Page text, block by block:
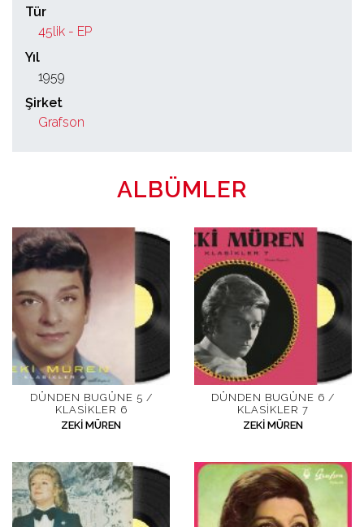
Tür
45lik - EP
Yıl
1959
Şirket
Grafson
ALBÜMLER
DÜNDEN BUGÜNE 5 /
KLASIKLER 6
ZEKI MÜREN
DÜNDEN BUGÜNE 6 /
KLASIKLER 7
ZEKI MÜREN